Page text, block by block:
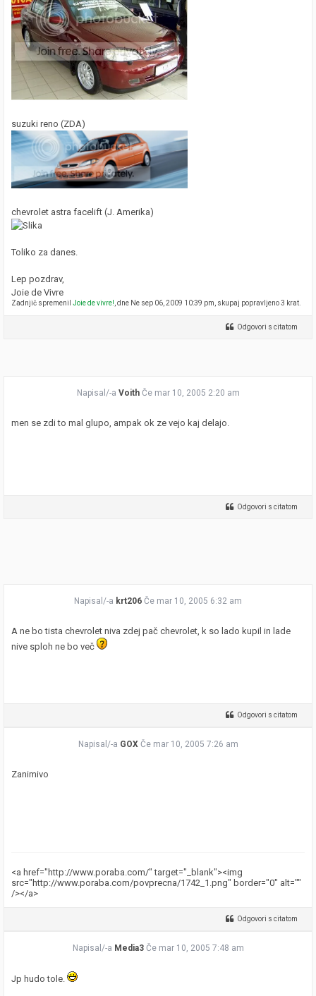
suzuki reno (ZDA)
chevrolet astra facelift (J. Amerika)
Toliko za danes.
Lep pozdrav,
Joie de Vivre
Zadnjič spremenil Joie de vivre! , dne Ne sep 06, 2009 10:39 pm, skupaj popravljeno 3 krat.
Odgovori s citatom
Napisal/-a Voith Če mar 10, 2005 2:20 am
men se zdi to mal glupo, ampak ok ze vejo kaj delajo.
Odgovori s citatom
Napisal/-a krt206 Če mar 10, 2005 6:32 am
A ne bo tista chevrolet niva zdej pač chevrolet, k so lado kupil in lade
nive sploh ne bo več
Odgovori s citatom
Napisal/-a GOX Če mar 10, 2005 7:26 am
Zanimivo
<a href="http://www.poraba.com/" target="_blank"><img
src="http://www.poraba.com/povprecna/1742_1.png" border="0" alt=""
/></a>
Odgovori s citatom
Napisal/-a Media3 Če mar 10, 2005 7:48 am
Jp hudo tole.